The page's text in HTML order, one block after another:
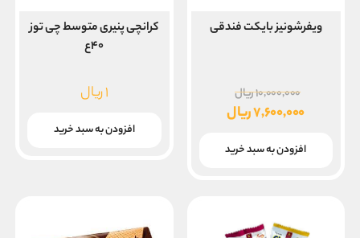
ویفرشونیز بایکت فندقی
۱۰,۰۰۰,۰۰۰ریال
اصلی
بود.
۷,۶۰۰,۰۰۰ریال
فعلی
افزودن به سبد خرید
کرانچی پنیری متوسط چی توز
۴۰ع
۱ریال
افزودن به سبد خرید